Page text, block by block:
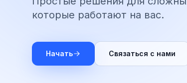
которые работают на вас.
Начать Связаться с нами